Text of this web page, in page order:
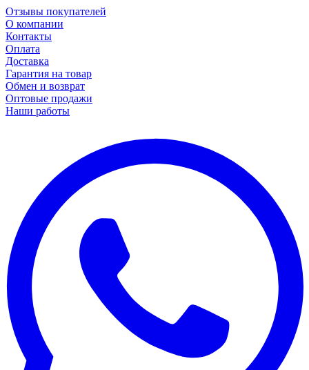
Отзывы покупателей
О компании
Контакты
Оплата
Доставка
Гарантия на товар
Обмен и возврат
Оптовые продажи
Наши работы